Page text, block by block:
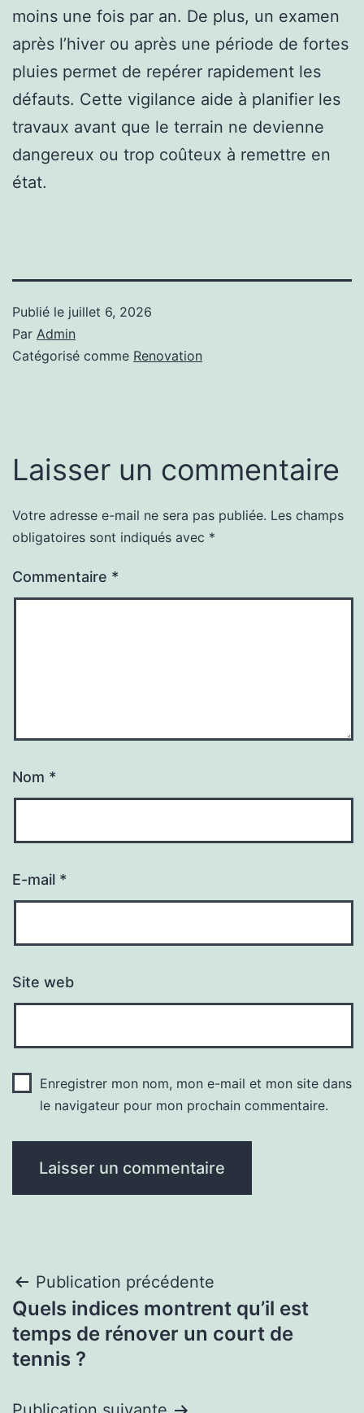
moins une fois par an. De plus, un examen
après l’hiver ou après une période de fortes
pluies permet de repérer rapidement les
défauts. Cette vigilance aide à planifier les
travaux avant que le terrain ne devienne
dangereux ou trop coûteux à remettre en
état.
Publié le juillet 6, 2026
Par Admin
Catégorisé comme Renovation
Laisser un commentaire
Votre adresse e-mail ne sera pas publiée. Les champs
obligatoires sont indiqués avec *
Commentaire *
Nom *
E-mail *
Site web
Enregistrer mon nom, mon e-mail et mon site dans
le navigateur pour mon prochain commentaire.
Alternative:
Navigation
de
l’article
Publication précédente
Quels indices montrent qu’il est
temps de rénover un court de
tennis ?